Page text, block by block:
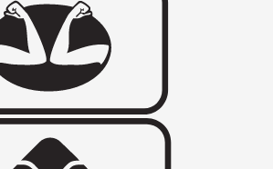
é a escolha perfeita para elevar seu visual
estilo.
confiança e determinação no ambiente de
grumet com um terno ou blazer. É uma
de demonstrar sua liderança.
Surpreenda seu amor com um toque de
um jantar romântico ou encontro especial.